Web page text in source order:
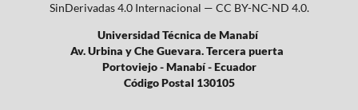
SinDerivadas 4.0 Internacional — CC BY-NC-ND 4.0.
Universidad Técnica de Manabí
Av. Urbina y Che Guevara. Tercera puerta
Portoviejo - Manabí - Ecuador
Código Postal 130105